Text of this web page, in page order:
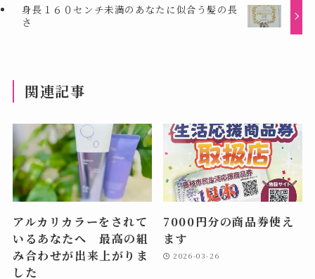
身長１６０センチ未満のあなたに似合う髪の長
さ
関連記事
アルカリカラーをされて
いるあなたへ 最高の組
み合わせが出来上がりま
した
7000円分の商品券使え
ます
2026-03-26